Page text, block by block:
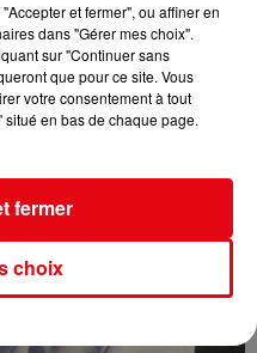
et fermer", ou affiner en
dans "Gérer mes choix".
sur "Continuer sans
que pour ce site. Vous
votre consentement à tout
en bas de chaque page.
choix
fermer